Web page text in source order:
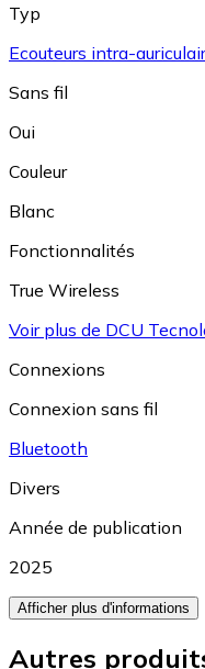
Typ
Ecouteurs intra-
Sans fil
Oui
Couleur
Blanc
Fonctionnalités
True Wireless
Voir plus de DCU
Connexions
Connexion sans fil
Bluetooth
Divers
Année de publication
2025
Afficher plus d'informations
Autres